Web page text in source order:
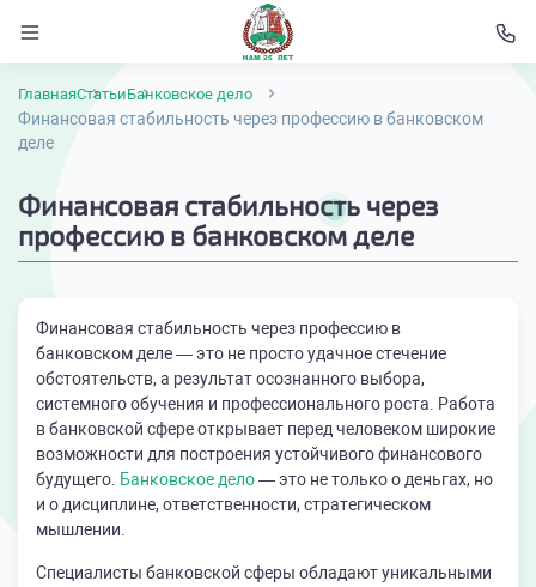
ГлавнаяСтатьиБанковское дело
Финансовая стабильность через профессию в банковском
деле
Финансовая стабильность через
профессию в банковском деле
Финансовая стабильность через профессию в
банковском деле — это не просто удачное стечение
обстоятельств, а результат осознанного выбора,
системного обучения и профессионального роста. Работа
в банковской сфере открывает перед человеком широкие
возможности для построения устойчивого финансового
будущего. Банковское дело— это не только о деньгах, но
и о дисциплине, ответственности, стратегическом
мышлении.
Специалисты банковской сферы обладают уникальными